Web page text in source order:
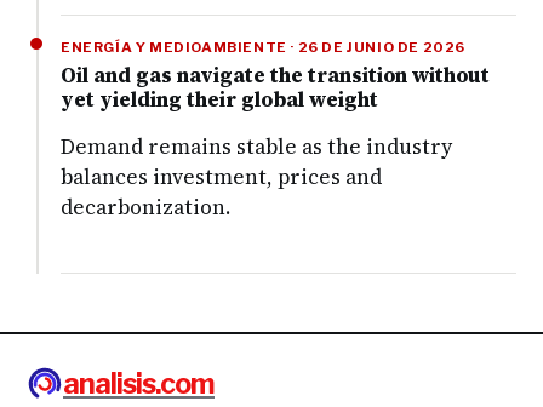
ENERGÍA Y MEDIOAMBIENTE · 26 DE JUNIO DE 2026
Oil and gas navigate the transition without
yet yielding their global weight
Demand remains stable as the industry
balances investment, prices and
decarbonization.
analisis.com